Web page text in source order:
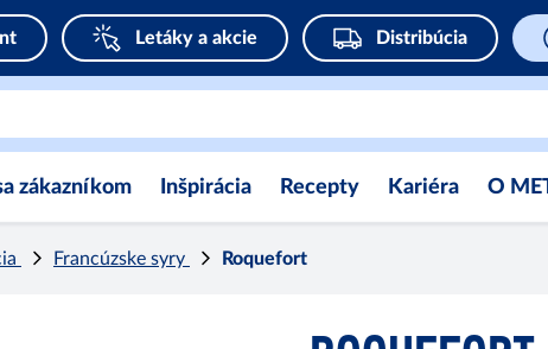
Letáky a akcie Distribúcia
zákazníkom Inšpirácia Recepty Kariéra O
Francúzske syry Roquefort